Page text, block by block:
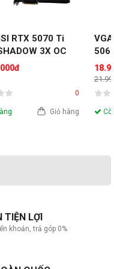
khỏi các va đập và
độ hoạt động và
RTX 5070 Ti
3X OC
0
Giỏ hàng
LỢI
khoản, trả góp 0%